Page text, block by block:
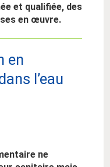
et qualifiée, des
en œuvre.
en
l’eau
ne